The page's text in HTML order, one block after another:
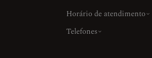
Horário de atendimento
Telefones